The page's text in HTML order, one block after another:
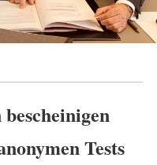
Tests